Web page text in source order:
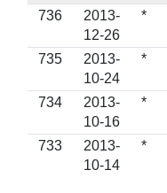
736
2013-
12-26
*
735
2013-
10-24
*
734
2013-
10-16
*
733
2013-
10-14
*